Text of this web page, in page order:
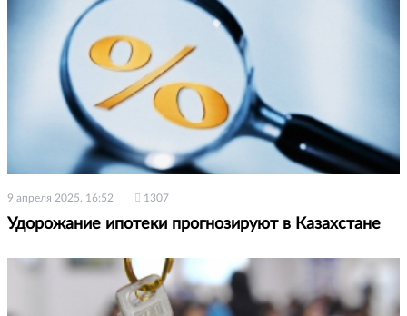
9 апреля 2025, 16:52 1307
Удорожание ипотеки прогнозируют в Казахстане